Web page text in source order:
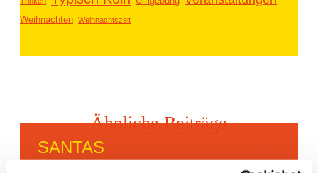
Weihnachten Weihnachtszeit
Ähnliche Beiträge
SANTAS
WEIHNACHTSMARKT IN